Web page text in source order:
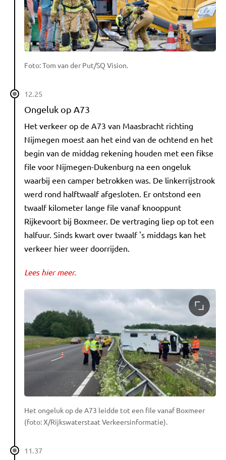
Foto: Tom van der Put/SQ Vision.
12.25
Ongeluk op A73
Het verkeer op de A73 van Maasbracht richting
Nijmegen moest aan het eind van de ochtend en het
begin van de middag rekening houden met een fikse
file voor Nijmegen-Dukenburg na een ongeluk
waarbij een camper betrokken was. De linkerrijstrook
werd rond halftwaalf afgesloten. Er ontstond een
twaalf kilometer lange file vanaf knooppunt
Rijkevoort bij Boxmeer. De vertraging liep op tot een
halfuur. Sinds kwart over twaalf 's middags kan het
verkeer hier weer doorrijden.
Lees hier meer.
Het ongeluk op de A73 leidde tot een file vanaf Boxmeer
(foto: X/Rijkswaterstaat Verkeersinformatie).
11.37